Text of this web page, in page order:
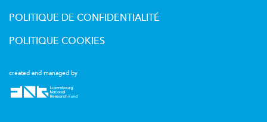
created and managed by
POLITIQUE DE CONFIDENTIALITÉ
POLITIQUE COOKIES